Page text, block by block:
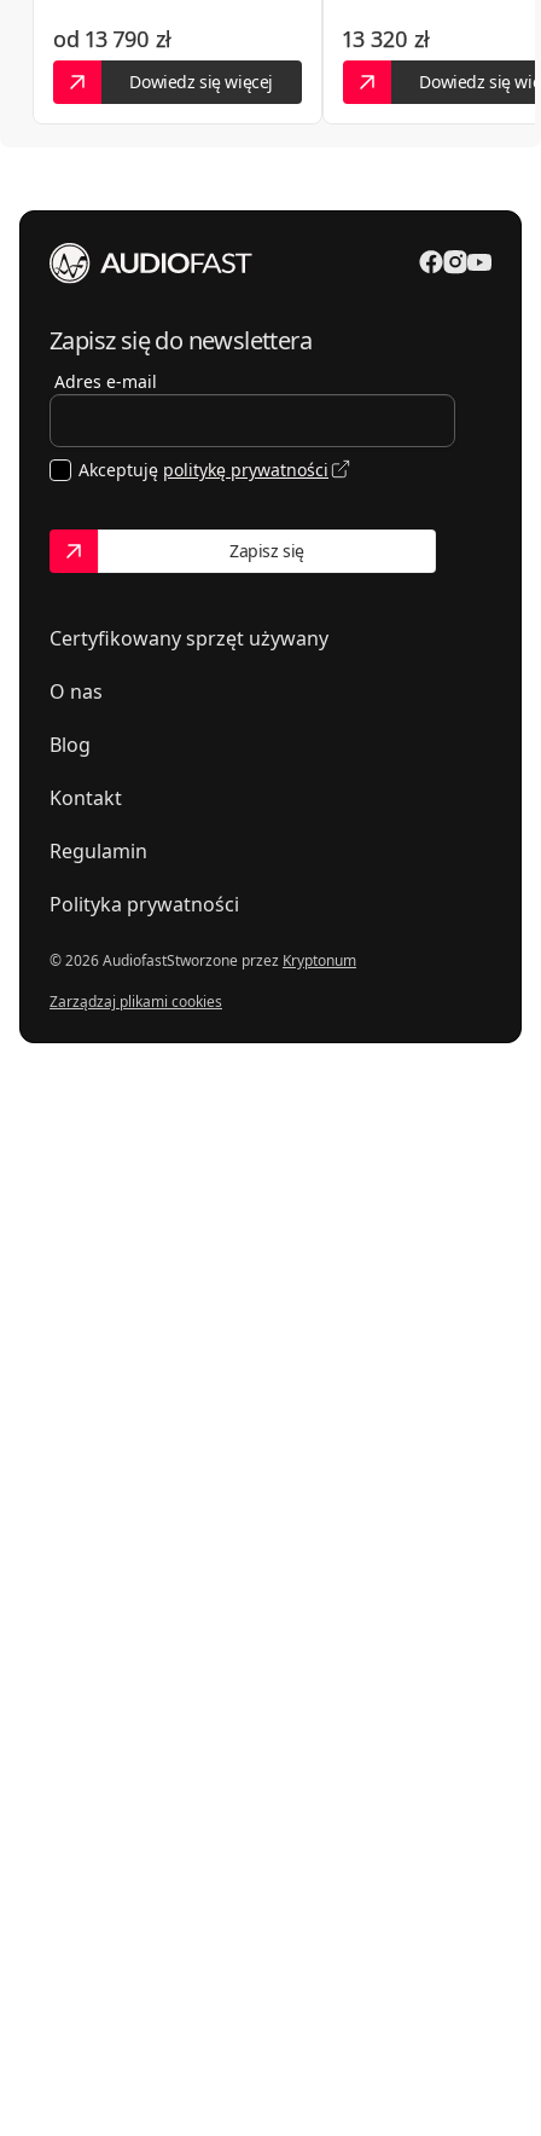
LINIA DŹWIĘKU
35-125 Rzeszów, Karola Lewakowskiego 6a
liniadzwieku.pl
PLANETA DŹWIĘKU
02-023 Warszawa Tarczyńska 22
664388015
od 13 790 zł
Dowiedz się więcej
13 320 zł
Dowiedz się
Certyfikowany sprzęt używany
O nas
Blog
Kontakt
Regulamin
Polityka prywatności
© 2026 AudiofastStworzone przez Kryptonum
Zarządzaj plikami cookies
Zapisz się do newslettera
Adres e-mail
Akceptuję politykę prywatności
Zapisz się